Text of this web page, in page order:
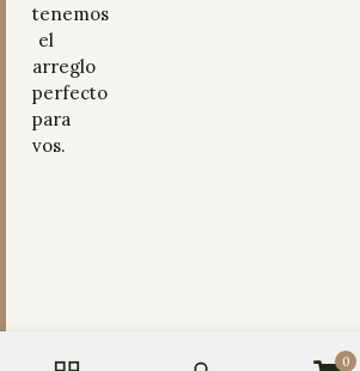
tenemos
el
arreglo
perfecto
para
vos.
0